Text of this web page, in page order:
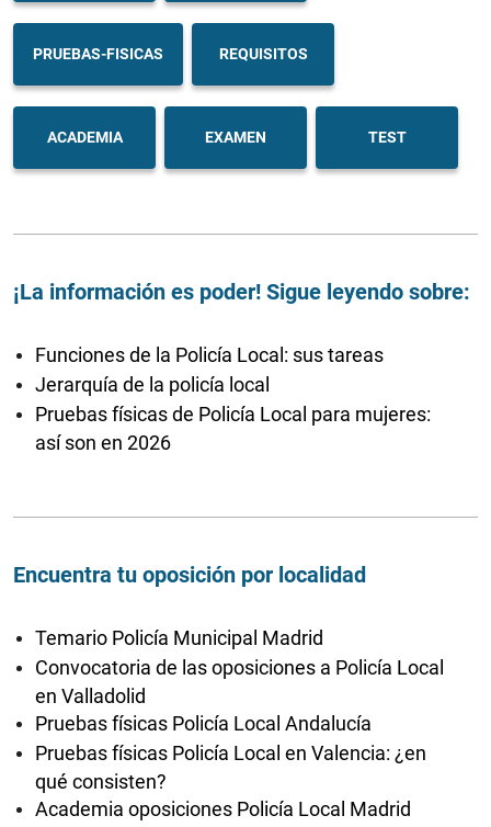
PRUEBAS-FISICAS REQUISITOS
ACADEMIA EXAMEN TEST
¡La información es poder! Sigue leyendo sobre:
Funciones de la Policía Local: sus tareas
Jerarquía de la policía local
Pruebas físicas de Policía Local para mujeres:
así son en 2026
Encuentra tu oposición por localidad
Temario Policía Municipal Madrid
Convocatoria de las oposiciones a Policía Local
en Valladolid
Pruebas físicas Policía Local Andalucía
Pruebas físicas Policía Local en Valencia: ¿en
qué consisten?
Academia oposiciones Policía Local Madrid